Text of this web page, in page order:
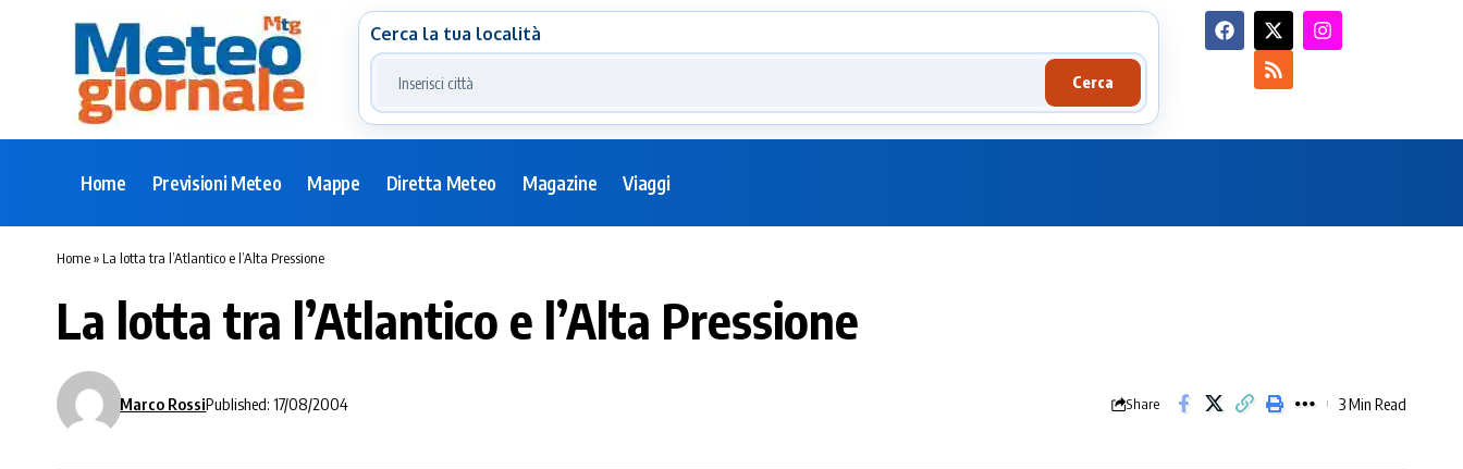
Cerca la tua località
Cerca
Home Previsioni Meteo Mappe Diretta Meteo Magazine Viaggi
Home»La lotta tra l’Atlantico e l’Alta Pressione
La lotta tra l’Atlantico e l’Alta Pressione
Marco RossiPublished: 17/08/2004 Share 3 Min Read